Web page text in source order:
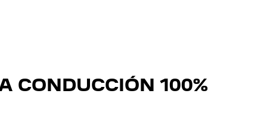
CONDUCCIÓN 100%